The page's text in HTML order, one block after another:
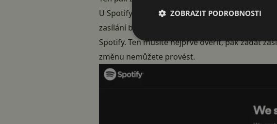
U Spotify ale druhý stupeň přihlašování probíhá
zasílání bezpečnostního kódu ani žádnou jinou
Spotify. Ten musíte nejprve ověřit, pak zadat
změnu nemůžete provést.
ZOBRAZIT PODROBNOSTI